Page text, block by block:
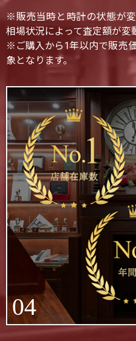
※販売当時と時計の状態が変
相場状況によって査定額が変
※ご購入から1年以内で販売
象となります。
04